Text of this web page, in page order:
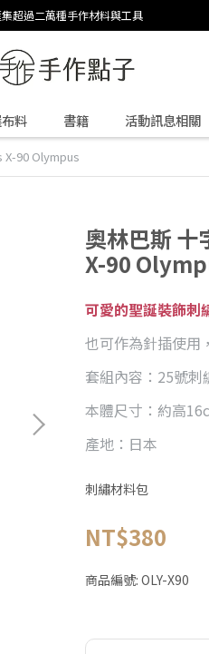
超過二萬種手作材料與工具
料 書籍 活動訊息相關
X-90 Olympus
奧林巴斯
X-90
可愛的聖誕裝飾刺
也可作為針插使用
套組內容：25號
本體尺寸：約高
產地：日本
刺繡材料包
NT$380
商品編號: OLY-X90